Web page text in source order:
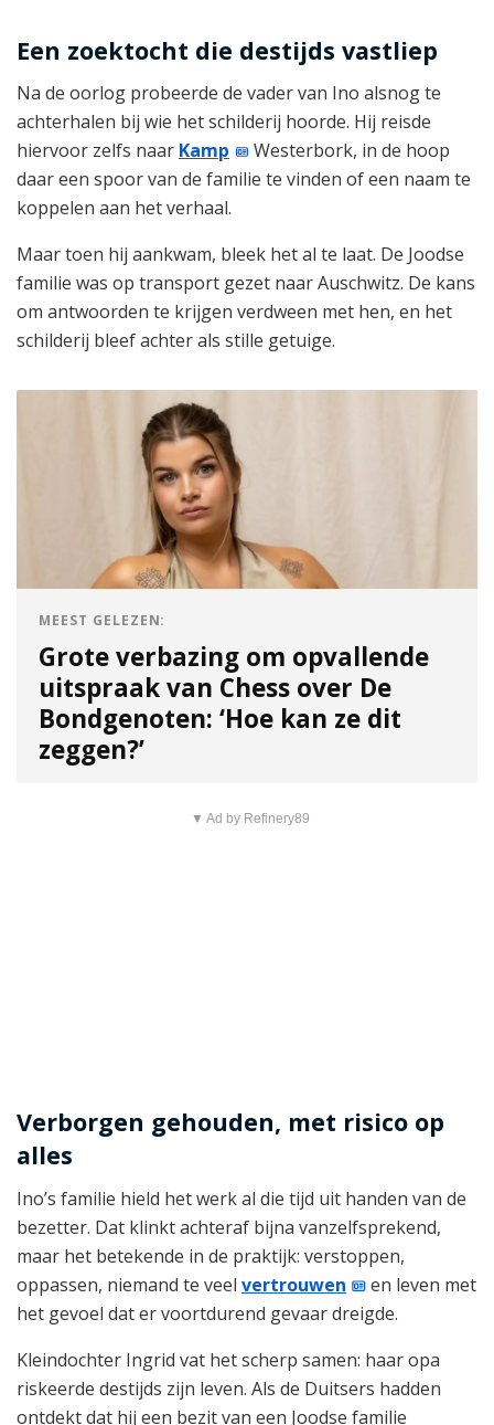
Een zoektocht die destijds vastliep
Na de oorlog probeerde de vader van Ino alsnog te
achterhalen bij wie het schilderij hoorde. Hij reisde
hiervoor zelfs naar Kamp
Westerbork, in de hoop
daar een spoor van de familie te vinden of een naam te
koppelen aan het verhaal.
Maar toen hij aankwam, bleek het al te laat. De Joodse
familie was op transport gezet naar Auschwitz. De kans
om antwoorden te krijgen verdween met hen, en het
schilderij bleef achter als stille getuige.
MEEST GELEZEN:
Grote verbazing om opvallende
uitspraak van Chess over De
Bondgenoten: ‘Hoe kan ze dit
zeggen?’
▼ Ad by Refinery89
Verborgen gehouden, met risico op
alles
Ino’s familie hield het werk al die tijd uit handen van de
bezetter. Dat klinkt achteraf bijna vanzelfsprekend,
maar het betekende in de praktijk: verstoppen,
oppassen, niemand te veel vertrouwen
en leven met
het gevoel dat er voortdurend gevaar dreigde.
Kleindochter Ingrid vat het scherp samen: haar opa
riskeerde destijds zijn leven. Als de Duitsers hadden
ontdekt dat hij een bezit van een Joodse familie